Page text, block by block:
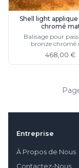
Interrupteurs
Toutes nos
Aldo Bernardi
Angel des
Arteriors
Barovier&Toso
Baulmann Leuchten
bpe:LICHT
Brand Von Egmond
Shell light
chromé
Balisage pour
bronze chromé
468,00 €
Entreprise
À Propos de Nous
Contactez-Nous